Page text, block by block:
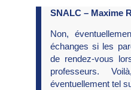
SNALC – Maxime
Non,
échanges si les
de rendez-vous
professeurs.
éventuellement tel